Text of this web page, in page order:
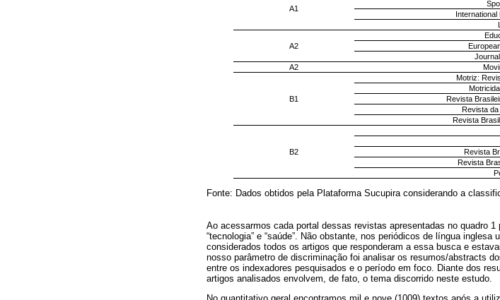
A1
A2
A2
B1
Motriz:
Revista
Revista
Revista
B2
Revista
Revista
Fonte: Dados obtidos pela Plataforma Sucupira considerando a
Ao acessarmos cada portal dessas revistas apresentadas no quadro
“tecnologia” e “saúde”. Não obstante, nos periódicos de língua inglesa
considerados todos os artigos que responderam a essa busca e
nosso parâmetro de discriminação foi analisar os resumos/abstracts
entre os indexadores pesquisados e o período em foco. Diante dos
artigos analisados envolvem, de fato, o tema discorrido neste estudo.